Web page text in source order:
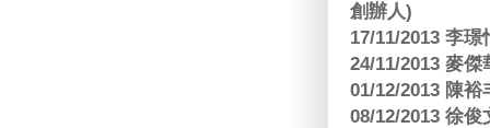
創辦人)
17/11/2013 李
24/11/2013 麥
01/12/2013 陳
08/12/2013 徐